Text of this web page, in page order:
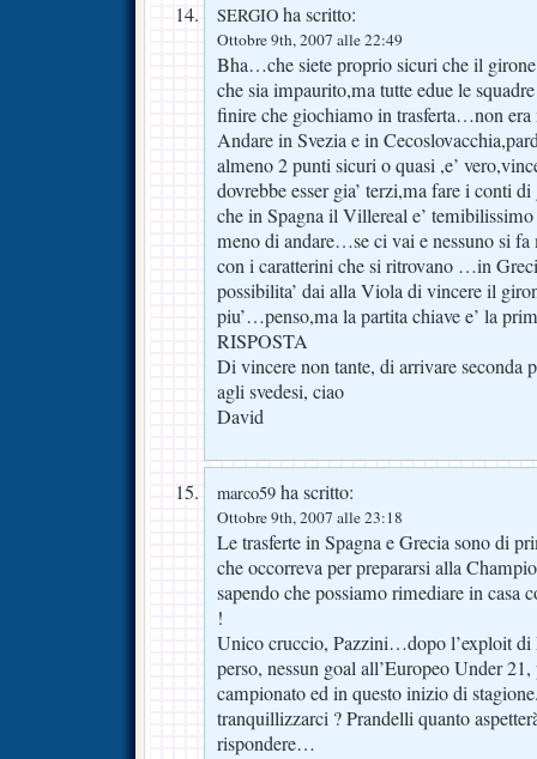
SERGIO ha scritto:
Ottobre 9th, 2007 alle 22:49
Bha…che siete proprio sicuri che il girone
che sia impaurito,ma tutte edue le
finire che giochiamo in trasferta…non
Andare in Svezia e in
almeno 2 punti sicuri o quasi ,e’
dovrebbe esser gia’ terzi,ma fare i conti
che in Spagna il Villereal e’
meno di andare…se ci vai e nessuno si fa
con i caratterini che si ritrovano …in
possibilita’ dai alla Viola di vincere il
piu’…penso,ma la partita chiave e’ la
RISPOSTA
Di vincere non tante, di arrivare seconda
agli svedesi, ciao
David
marco59 ha scritto:
Ottobre 9th, 2007 alle 23:18
Le trasferte in Spagna e Grecia sono di
che occorreva per prepararsi alla
sapendo che possiamo rimediare in casa
!
Unico cruccio, Pazzini…dopo l’exploit di
perso, nessun goal all’Europeo Under
campionato ed in questo inizio di
tranquillizzarci ? Prandelli quanto
rispondere…